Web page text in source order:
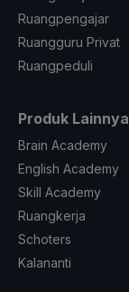
Ruangpengajar
Ruangguru Privat
Ruangpeduli
Produk Lainnya
Brain Academy
English Academy
Skill Academy
Ruangkerja
Schoters
Kalananti